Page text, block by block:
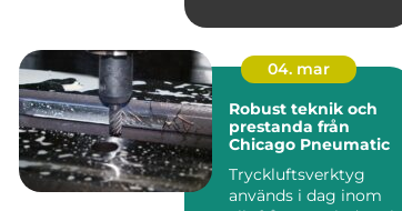
natu...
04. mar
Robust teknik och
prestanda från
Chicago Pneumatic
Tryckluftsverktyg
används i dag inom